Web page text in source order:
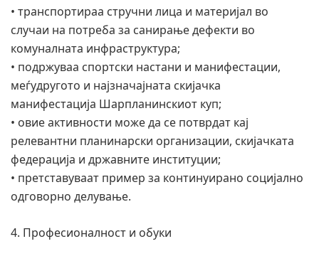
• транспортираа стручни лица и материјал во
случаи на потреба за санирање дефекти во
комуналната инфраструктура;
• подржуваа спортски настани и манифестации,
меѓудругото и најзначајната скијачка
манифестација Шарпланинскиот куп;
• овие активности може да се потврдат кај
релевантни планинарски организации, скијачката
федерација и државните институции;
• претставуваат пример за континуирано социјално
одговорно делување.
4. Професионалност и обуки